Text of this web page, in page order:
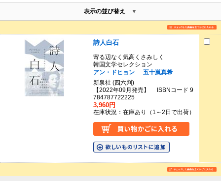
表示の並び替え
詩人白石
寄る辺なく気高くさみしく
韓国文学セレクション
アン・ドヒョン
五十嵐真希
新泉社 (四六判)
【2022年09月発売】 ISBNコード 9
784787722225
3,960円
在庫状況：在庫あり（1～2日で出荷）